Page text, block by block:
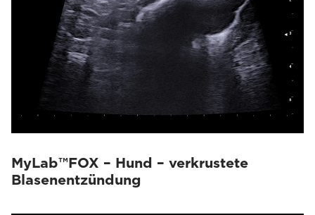
MyLab™FOX – Hund – verkrustete
Blasenentzündung